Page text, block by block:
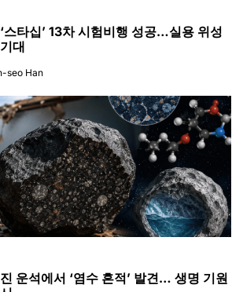
스타십’ 13차 시험비행 성공…실용 위성
대
seo Han
운석에서 ‘염수 흔적’ 발견… 생명 기원